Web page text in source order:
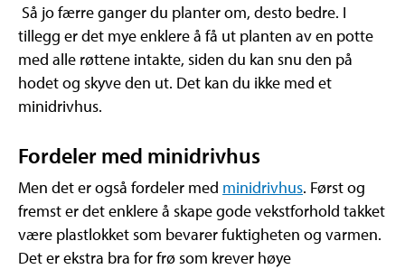
Så jo færre ganger du planter om, desto bedre. I
tillegg er det mye enklere å få ut planten av en potte
med alle røttene intakte, siden du kan snu den på
hodet og skyve den ut. Det kan du ikke med et
minidrivhus.
Fordeler med minidrivhus
Men det er også fordeler med minidrivhus. Først og
fremst er det enklere å skape gode vekstforhold takket
være plastlokket som bevarer fuktigheten og varmen.
Det er ekstra bra for frø som krever høye